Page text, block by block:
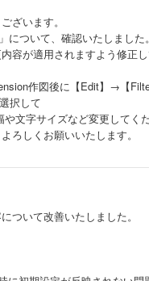
ざいます。
ついて、確認いたしました。
容が適用されますよう修正
作図後に【Edit】→【
択して
文字サイズなど変更してく
ろしくお願いいたします。
ついて改善いたしました。